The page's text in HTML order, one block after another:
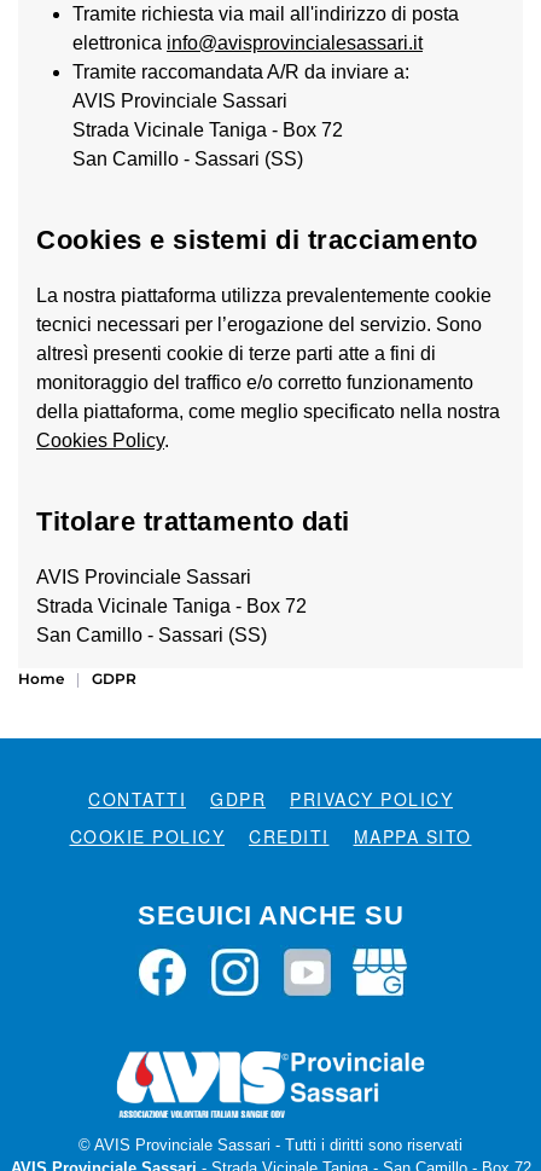
Tramite richiesta via mail all'indirizzo di posta
elettronica info@avisprovincialesassari.it
Tramite raccomandata A/R da inviare a:
AVIS Provinciale Sassari
Strada Vicinale Taniga - Box 72
San Camillo - Sassari (SS)
Cookies e sistemi di tracciamento
La nostra piattaforma utilizza prevalentemente cookie
tecnici necessari per l’erogazione del servizio. Sono
altresì presenti cookie di terze parti atte a fini di
monitoraggio del traffico e/o corretto funzionamento
della piattaforma, come meglio specificato nella nostra
Cookies Policy.
Titolare trattamento dati
AVIS Provinciale Sassari
Strada Vicinale Taniga - Box 72
San Camillo - Sassari (SS)
Home GDPR
CONTATTI GDPR
PRIVACY POLICY
COOKIE POLICY
CREDITI MAPPA SITO
SEGUICI ANCHE SU
© AVIS Provinciale Sassari - Tutti i diritti sono riservati